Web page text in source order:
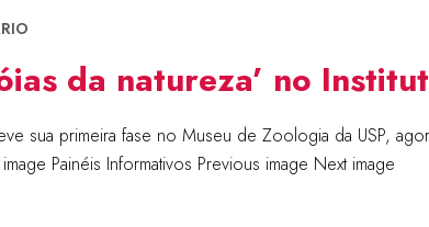
da natureza’ no
sua primeira fase no Museu de Zoologia da USP,
Painéis Informativos Previous image Next image